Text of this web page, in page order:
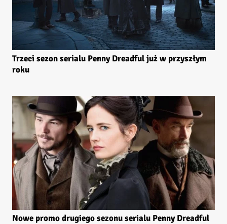
Trzeci sezon serialu Penny Dreadful już w przyszłym
roku
Nowe promo drugiego sezonu serialu Penny Dreadful